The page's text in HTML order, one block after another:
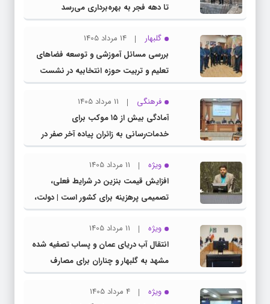
تا دهه فجر به بهره‌برداری می‌رسد
گلبهار
14 مرداد 1405
بررسی مسائل آموزشی و توسعه فضاهای
تعلیم و تربیت حوزه انتخابیه در نشست
مشترک عضو کمیسیون آموزش مجلس با
مدیرکل آموزش و پرورش خراسان رضوی
فرهنگی
11 مرداد 1405
آمادگی بیش از ۱۵ موکب برای
خدمات‌رسانی به زائران پیاده آخر صفر در
شهرستان چناران
ویژه
11 مرداد 1405
افزایش قیمت بنزین در شرایط فعلی،
تصمیمی پرهزینه برای کشور است | دولت،
قاچاق سوخت و عوامل اصلی ناترازی را
محدود کند، نه سفره مردم
ویژه
11 مرداد 1405
انتقال آب دریای عمان و پساب تصفیه شده
مشهد به گلبهار و چناران برای مصارف
صنعتی و کشاورزی | لزوم تسریع در اجرای
پروژه‌های قطار و آزادراه مشهد- گلبهار-
ویژه
4 مرداد 1405